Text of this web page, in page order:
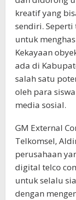
kreatif yang
sendiri.
untuk
Kekayaan
ada di
salah satu
oleh para
media sosial.
GM External
Telkomsel,
perusahaan
digital telco
untuk selalu
dengan